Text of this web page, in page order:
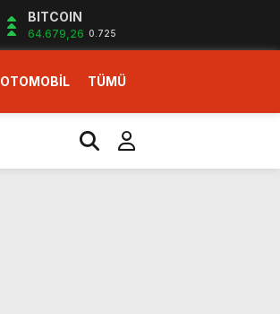
BITCOIN
64.679,26 0.725
OTOMOBİL TÜMÜ